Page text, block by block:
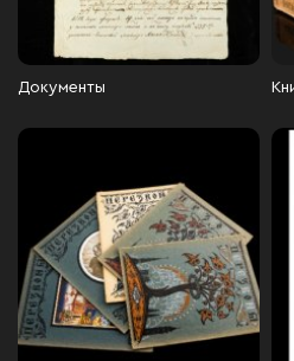
Документы